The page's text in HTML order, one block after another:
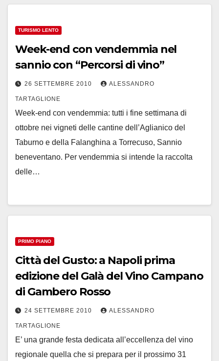
TURISMO LENTO
Week-end con vendemmia nel
sannio con “Percorsi di vino”
26 SETTEMBRE 2010 ALESSANDRO
TARTAGLIONE
Week-end con vendemmia: tutti i fine settimana di
ottobre nei vigneti delle cantine dell’Aglianico del
Taburno e della Falanghina a Torrecuso, Sannio
beneventano. Per vendemmia si intende la raccolta
delle…
PRIMO PIANO
Città del Gusto: a Napoli prima
edizione del Galà del Vino Campano
di Gambero Rosso
24 SETTEMBRE 2010 ALESSANDRO
TARTAGLIONE
E’ una grande festa dedicata all’eccellenza del vino
regionale quella che si prepara per il prossimo 31